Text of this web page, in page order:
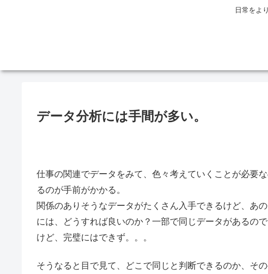
日常をよ
データ分析には手間が多い。
仕事の関連でデータをみて、色々考えていくことが必要
るのが手前がかかる。
関係のありそうなデータがたくさん入手できるけど、あ
には、どうすれば良いのか？一部で同じデータがあるの
けど、完璧にはできず。。。
そうなると目で見て、どこで同じと判断できるのか、そ